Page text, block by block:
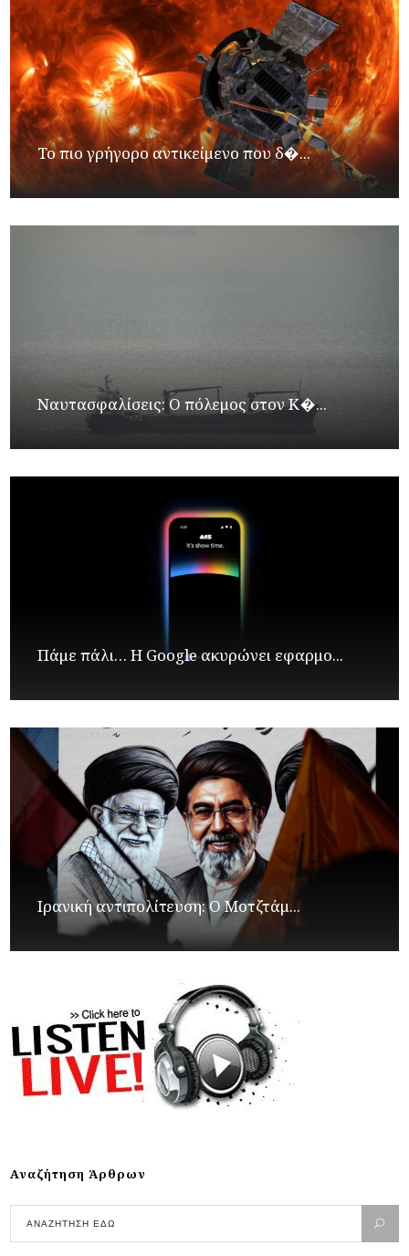
Το πιο γρήγορο αντικείμενο που δ�...
Ναυτασφαλίσεις: Ο πόλεμος στον Κ�...
Πάμε πάλι… Η Google ακυρώνει εφαρμο...
Ιρανική αντιπολίτευση: Ο Μοτζτάμ...
Αναζήτηση Άρθρων